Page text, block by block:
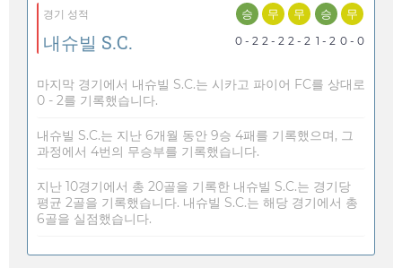
경기 성적
내슈빌 S.C.
승
0 - 2
무
2 - 2
무
2 - 2
승
1 - 2
무
0 - 0
마지막 경기에서 내슈빌 S.C.는 시카고 파이어 FC를 상대로
0 - 2를 기록했습니다.
내슈빌 S.C.는 지난 6개월 동안 9승 4패를 기록했으며, 그
과정에서 4번의 무승부를 기록했습니다.
지난 10경기에서 총 20골을 기록한 내슈빌 S.C.는 경기당
평균 2골을 기록했습니다. 내슈빌 S.C.는 해당 경기에서 총
6골을 실점했습니다.